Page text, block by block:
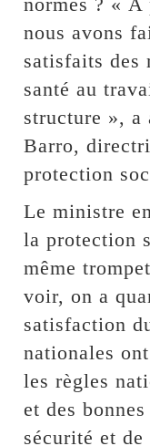
nous avons
satisfaits des
santé au
structure », a
Barro,
protection
Le ministre
la protection
même
voir, on a
satisfaction
nationales
les règles
et des
sécurité et